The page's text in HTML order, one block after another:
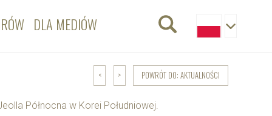
DLA MEDIÓW
< > POWRÓT DO: AKTUALNOŚCI
Północna w Korei Południowej.